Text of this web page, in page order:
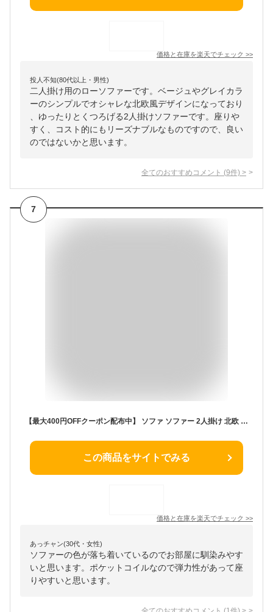
価格と在庫を楽天でチェック >>
投人不知(80代以上・男性)
二人掛け用のローソファーです。ベージュやグレイカラ
ーのシンプルでオシャレな北欧風デザインになっており
、ゆったりとくつろげる2人掛けソファーです。座りや
すく、コスト的にもリーズナブルなものですので、良い
のではないかと思います。
全てのおすすめコメント (9件) >
7
【最大400円OFFクーポン配布中】 ソファ ソファー 2人掛け 北欧 ローソファー カウチソファ おしゃれ かわいい カフェ風 ポケットコイル レトロ ブラック 黒 グレー ミッドセンチュリー 西海岸 シンプル レザー 二人掛け 2.5Pソファ LAURU〔ラウル〕
この商品をサイトでみる
価格と在庫を楽天でチェック >>
あっチャン(30代・女性)
ソファーの色が落ち着いているのでお部屋に馴染みやす
いと思います。ポケットコイルなので弾力性があって座
りやすいと思います。